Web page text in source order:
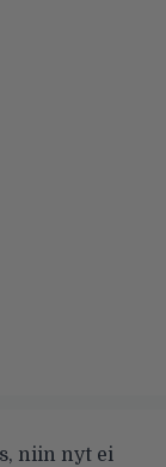
niin nyt ei